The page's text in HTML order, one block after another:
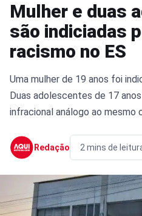
Mulher e duas
são indiciadas
racismo no ES
Uma mulher de 19 anos foi
Duas adolescentes de 17
infracional análogo ao mesmo
Redação 2 mins de